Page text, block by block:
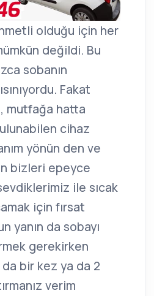
olduğu için her
değildi. Bu
sobanın
Fakat
mutfağa hatta
cihaz
yönün den ve
bizleri epeyce
ile sıcak
için fırsat
yanın da sobayı
gerekirken
bir kez ya da 2
verim